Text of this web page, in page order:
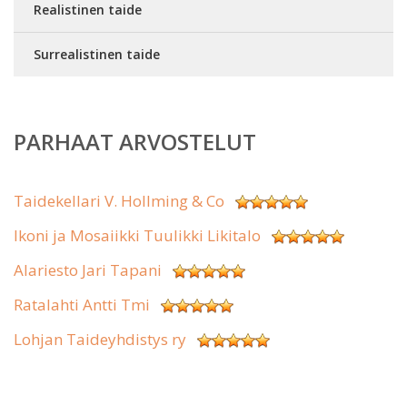
Realistinen taide
Surrealistinen taide
PARHAAT ARVOSTELUT
Taidekellari V. Hollming & Co
Ikoni ja Mosaiikki Tuulikki Likitalo
Alariesto Jari Tapani
Ratalahti Antti Tmi
Lohjan Taideyhdistys ry